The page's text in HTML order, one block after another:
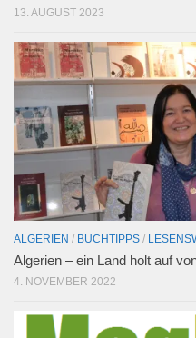
13. AUGUST 2023
ALGERIEN / BUCHTIPPS /
Algerien – ein Land holt auf
4. NOVEMBER 2022